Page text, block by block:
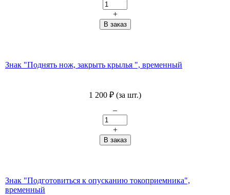
+
Знак "Поднять нож, закрыть крылья ", временный
1 200 ₽ (за шт.)
–
+
Знак "Подготовиться к опусканию токоприемника",
временный